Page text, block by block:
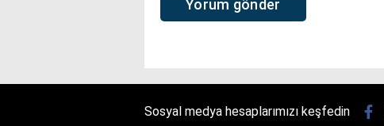
Sosyal medya hesaplarımızı keşfedin